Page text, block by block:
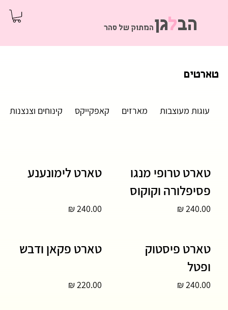
הבלגן המתוק של סהר
טארט טרופי מנגו
פסיפלורה וקוקוס
240.00 ₪
טארט לימונענע
240.00 ₪
טארט פיסטוק
ופטל
240.00 ₪
טארט פקאן ודבש
220.00 ₪
טארטים
עוגות מעוצבות מארזים קאפקייקס קינוחים וצנצנות